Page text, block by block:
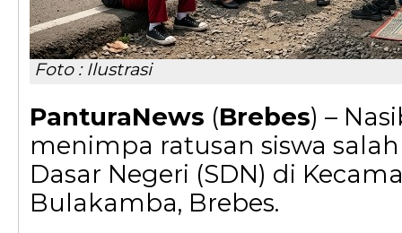
Foto : Ilustrasi
PanturaNews (Brebes) –
menimpa ratusan siswa
Dasar Negeri (SDN) di
Bulakamba, Brebes.